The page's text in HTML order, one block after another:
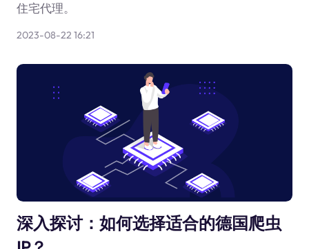
住宅代理。
2023-08-22 16:21
深入探讨：如何选择适合的德国爬虫